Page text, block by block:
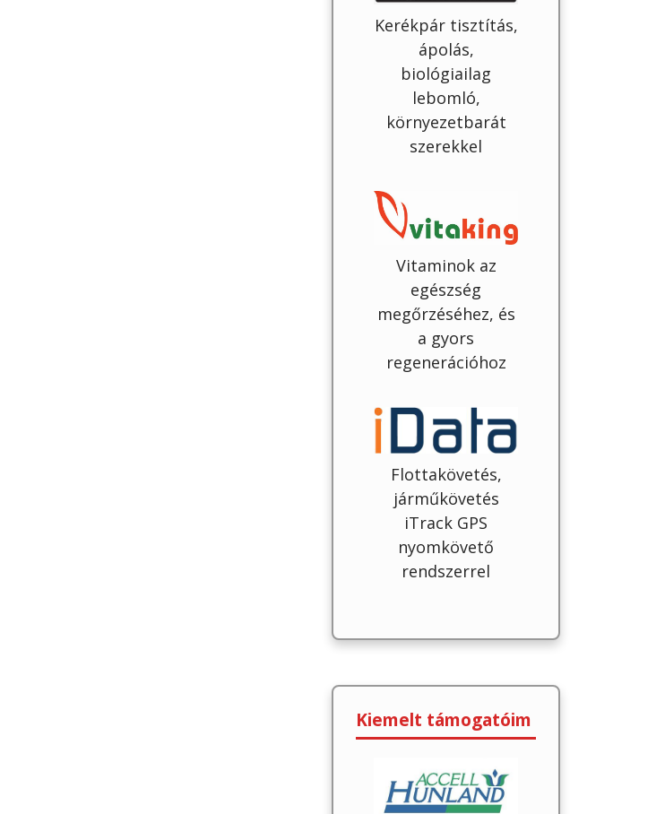
Kerékpár tisztítás,
ápolás,
biológiailag
lebomló,
környezetbarát
szerekkel
Vitaminok az
egészség
megőrzéséhez, és
a gyors
regenerációhoz
Flottakövetés,
járműkövetés
iTrack GPS
nyomkövető
rendszerrel
Kiemelt támogatóim